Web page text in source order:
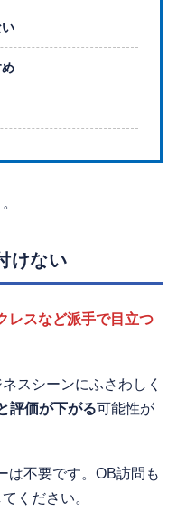
けない
レスなど派手で目立つ
スシーンにふさわしく
評価が下がる可能性が
は不要です。OB訪問も
ください。